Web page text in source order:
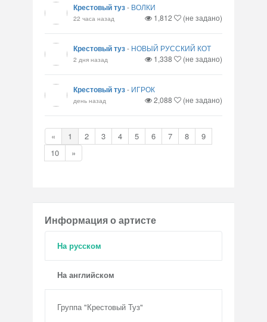
Крестовый туз- ВОЛКИ
22 часа назад 1,812 (не задано)
Крестовый туз- НОВЫЙ РУССКИЙ КОТ
2 дня назад 1,338 (не задано)
Крестовый туз- ИГРОК
день назад 2,088 (не задано)
« 1 2 3 4 5 6 7 8
9
10
»
Информация о артисте
На русском
На английском
Группа "Крестовый Туз"